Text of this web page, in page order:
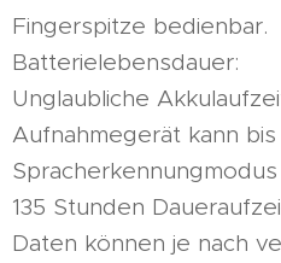
Fingerspitze bedienbar.
Batterielebensdauer:
Unglaubliche
Aufnahmegerät kann
135 Stunden
Daten können je nach